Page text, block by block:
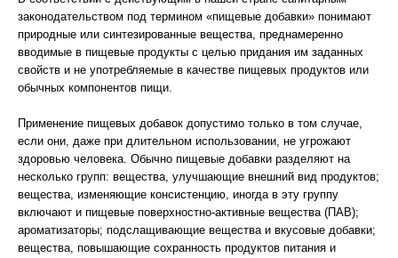
законодательством под термином «пищевые добавки» понимают
природные или синтезированные вещества, преднамеренно
вводимые в пищевые продукты с целью придания им заданных
свойств и не употребляемые в качестве пищевых продуктов или
обычных компонентов пищи.
Применение пищевых добавок допустимо только в том случае,
если они, даже при длительном использовании, не угрожают
здоровью человека. Обычно пищевые добавки разделяют на
несколько групп: вещества, улучшающие внешний вид продуктов;
вещества, изменяющие консистенцию, иногда в эту группу
включают и пищевые поверхностно-активные вещества (ПАВ);
ароматизаторы; подслащивающие вещества и вкусовые добавки;
вещества, повышающие сохранность продуктов питания и